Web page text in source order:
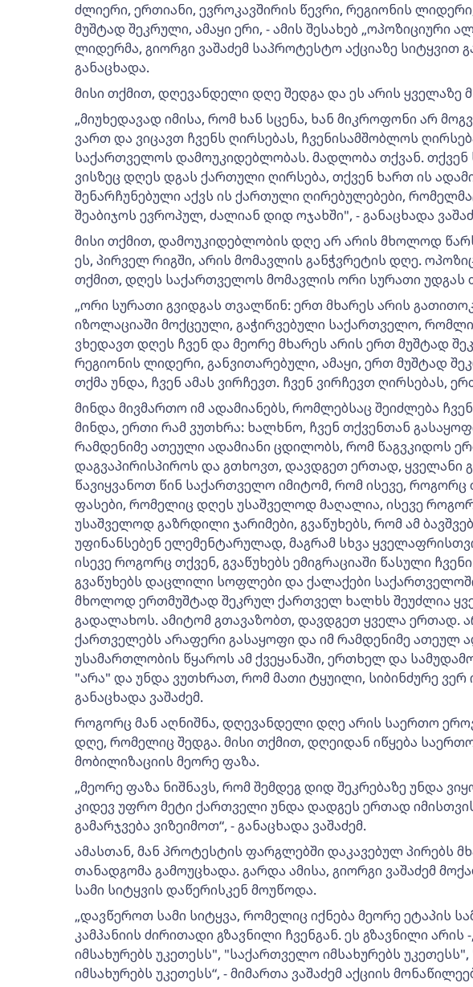
ძლიერი, ერთიანი, ევროკავშირის წევრი, რეგიონის
მუშტად შეკრული, ამაყი ერი, - ამის შესახებ „ოპოზიციური
ლიდერმა, გიორგი ვაშაძემ საპროტესტო აქციაზე სიტყვით
განაცხადა.
მისი თქმით, დღევანდელი დღე შედგა და ეს არის ყველაზე
„მიუხედავად იმისა, რომ ხან სცენა, ხან მიკროფონი არ
ვართ და ვიცავთ ჩვენს ღირსებას, ჩვენისამშობლოს
საქართველოს დამოუკიდებლობას. მადლობა თქვან. თქვენ
ვისზეც დღეს დგას ქართული ღირსება, თქვენ ხართ ის
შენარჩუნებული აქვს ის ქართული ღირებულებები,
შეაბიჯოს ევროპულ, ძალიან დიდ ოჯახში", - განაცხადა
მისი თქმით, დამოუკიდებლობის დღე არ არის მხოლოდ
ეს, პირველ რიგში, არის მომავლის განჭვრეტის დღე.
თქმით, დღეს საქართველოს მომავლის ორი სურათი უდგას
„ორი სურათი გვიდგას თვალწინ: ერთ მხარეს არის
იზოლაციაში მოქცეული, გაჭირვებული საქართველო,
ვხედავთ დღეს ჩვენ და მეორე მხარეს არის ერთ მუშტად
რეგიონის ლიდერი, განვითარებული, ამაყი, ერთ მუშტად
თქმა უნდა, ჩვენ ამას ვირჩევთ. ჩვენ ვირჩევთ ღირსებას,
მინდა მივმართო იმ ადამიანებს, რომლებსაც შეიძლება
მინდა, ერთი რამ ვუთხრა: ხალხნო, ჩვენ თქვენთან
რამდენიმე ათეული ადამიანი ცდილობს, რომ წაგვკიდოს
დაგვაპირისპიროს და გთხოვთ, დავდგეთ ერთად, ყველანი
წავიყვანოთ წინ საქართველო იმიტომ, რომ ისევე, როგორც
ფასები, რომელიც დღეს უსაშველოდ მაღალია, ისევე
უსაშველოდ გაზრდილი ჯარიმები, გვაწუხებს, რომ ამ
უფინანსებენ ელემენტარულად, მაგრამ სხვა
ისევე როგორც თქვენ, გვაწუხებს ემიგრაციაში წასული
გვაწუხებს დაცლილი სოფლები და ქალაქები
მხოლოდ ერთმუშტად შეკრულ ქართველ ხალხს შეუძლია
გადალახოს. ამიტომ გთავაზობთ, დავდგეთ ყველა ერთად.
ქართველებს არაფერი გასაყოფი და იმ რამდენიმე ათეულ
უსამართლობის წყაროს ამ ქვეყანაში, ერთხელ და
"არა" და უნდა ვუთხრათ, რომ მათი ტყუილი, სიბინძურე ვერ
განაცხადა ვაშაძემ.
როგორც მან აღნიშნა, დღევანდელი დღე არის საერთო
დღე, რომელიც შედგა. მისი თქმით, დღეიდან იწყება
მობილიზაციის მეორე ფაზა.
„მეორე ფაზა ნიშნავს, რომ შემდეგ დიდ შეკრებაზე უნდა
კიდევ უფრო მეტი ქართველი უნდა დადგეს ერთად
გამარჯვება ვიზეიმოთ“, - განაცხადა ვაშაძემ.
ამასთან, მან პროტესტის ფარგლებში დაკავებულ პირებს
თანადგომა გამოუცხადა. გარდა ამისა, გიორგი ვაშაძემ
სამი სიტყვის დაწერისკენ მოუწოდა.
„დავწეროთ სამი სიტყვა, რომელიც იქნება მეორე ეტაპის
კამპანიის ძირითადი გზავნილი ჩვენგან. ეს გზავნილი
იმსახურებს უკეთესს", "საქართველო იმსახურებს
იმსახურებს უკეთესს“, - მიმართა ვაშაძემ აქციის